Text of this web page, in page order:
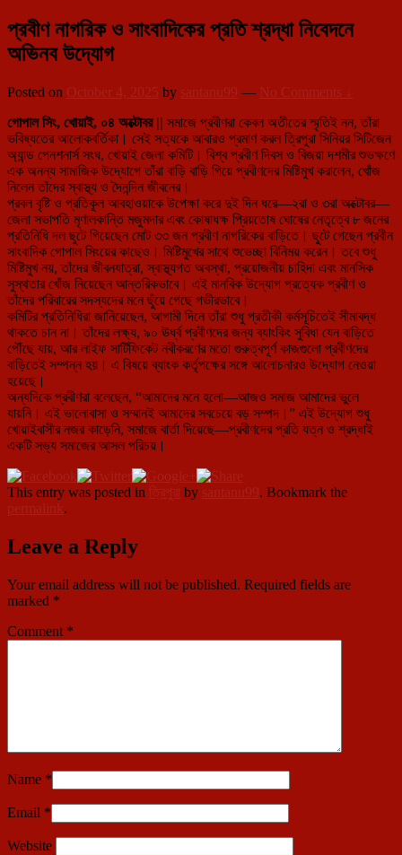
প্রবীণ নাগরিক ও সাংবাদিকের প্রতি শ্রদ্ধা নিবেদনে
অভিনব উদ্যোগ
Posted on October 4, 2025 by santanu99 — No Comments ↓
গোপাল সিং, খোয়াই, ০৪ অক্টোবর || সমাজে প্রবীণরা কেবল অতীতের স্মৃতিই নন, তাঁরা
ভবিষ্যতের আলোকবর্তিকা। সেই সত্যকে আবারও প্রমাণ করল ত্রিপুরা সিনিয়র সিটিজেন
অ্যান্ড পেনশনার্স সংঘ, খোয়াই জেলা কমিটি। বিশ্ব প্রবীণ দিবস ও বিজয়া দশমীর শুভক্ষণে
এক অনন্য সামাজিক উদ্যোগে তাঁরা বাড়ি বাড়ি গিয়ে প্রবীণদের মিষ্টিমুখ করালেন, খোঁজ
নিলেন তাঁদের স্বাস্থ্য ও দৈনন্দিন জীবনের।
প্রবল বৃষ্টি ও প্রতিকূল আবহাওয়াকে উপেক্ষা করে দুই দিন ধরে—২রা ও ৩রা অক্টোবর—
জেলা সভাপতি মৃণালকান্তি মজুমদার এবং কোষাধক্ষ প্রিয়তোষ ঘোষের নেতৃত্বে ৮ জনের
প্রতিনিধি দল ছুটে গিয়েছেন মোট ৩৩ জন প্রবীণ নাগরিকের বাড়িতে। ছুটে গেছেন প্রবীন
সাংবাদিক গোপাল সিংয়ের কাছেও। মিষ্টিমুখের সাথে শুভেচ্ছা বিনিময় করেন। তবে শুধু
মিষ্টিমুখ নয়, তাঁদের জীবনযাত্রা, স্বাস্থ্যগত অবস্থা, প্রয়োজনীয় চাহিদা এবং মানসিক
সুস্থতার খোঁজ নিয়েছেন আন্তরিকভাবে। এই মানবিক উদ্যোগ প্রত্যেক প্রবীণ ও
তাঁদের পরিবারের সদস্যদের মনে ছুঁয়ে গেছে গভীরভাবে।
কমিটির প্রতিনিধিরা জানিয়েছেন, আগামী দিনে তাঁরা শুধু প্রতীকী কর্মসূচিতেই সীমাবদ্ধ
থাকতে চান না। তাঁদের লক্ষ্য, ৯০ ঊর্ধ্ব প্রবীণদের জন্য ব্যাংকিং সুবিধা যেন বাড়িতে
পৌঁছে যায়, আর লাইফ সার্টিফিকেট নবীকরণের মতো গুরুত্বপূর্ণ কাজগুলো প্রবীণদের
বাড়িতেই সম্পন্ন হয়। এ বিষয়ে ব্যাংক কর্তৃপক্ষের সঙ্গে আলোচনারও উদ্যোগ নেওয়া
হয়েছে।
অন্যদিকে প্রবীণরা বলেছেন, “আমাদের মনে হলো—আজও সমাজ আমাদের ভুলে
যায়নি। এই ভালোবাসা ও সম্মানই আমাদের সবচেয়ে বড় সম্পদ।” এই উদ্যোগ শুধু
খোয়াইবাসীর নজর কাড়েনি, সমাজে বার্তা দিয়েছে—প্রবীণদের প্রতি যত্ন ও শ্রদ্ধাই
একটি সভ্য সমাজের আসল পরিচয়।
This entry was posted in ত্রিপুরা by santanu99. Bookmark the
permalink.
Leave a Reply
Your email address will not be published. Required fields are
marked *
Comment *
Name *
Email *
Website